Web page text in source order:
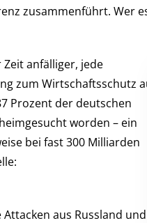
zusammenführt. Wer
anfälliger, jede
zum Wirtschaftsschutz
Prozent der deutschen
worden – ein
bei fast 300 Milliarden
aus Russland und